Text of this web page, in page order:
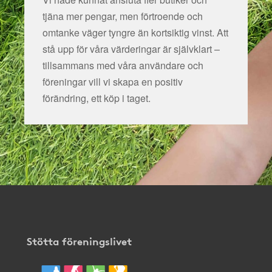
tjäna mer pengar, men förtroende och
omtanke väger tyngre än kortsiktig vinst. Att
stå upp för våra värderingar är självklart –
tillsammans med våra användare och
föreningar vill vi skapa en positiv
förändring, ett köp i taget.
Stötta föreningslivet